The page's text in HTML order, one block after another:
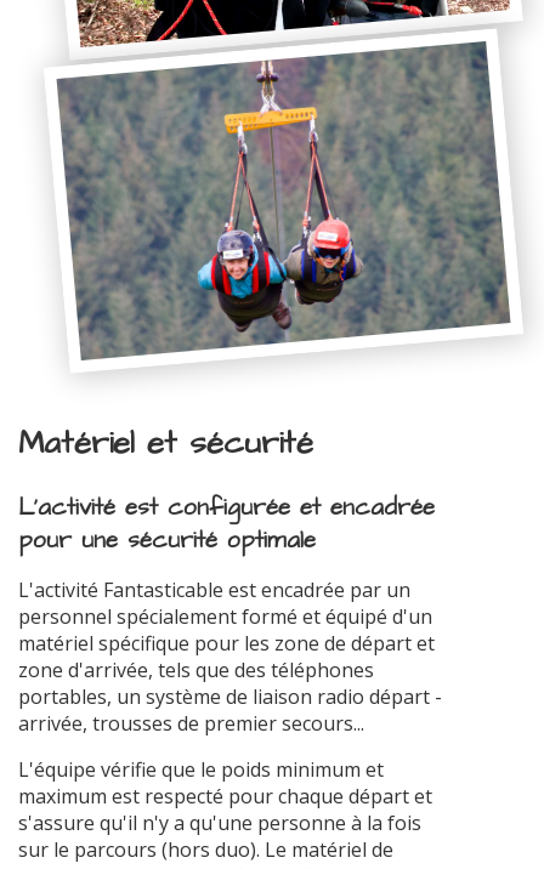
Matériel et sécurité
L'activité est configurée et encadrée
pour une sécurité optimale
L'activité Fantasticable est encadrée par un
personnel spécialement formé et équipé d'un
matériel spécifique pour les zone de départ et
zone d'arrivée, tels que des téléphones
portables, un système de liaison radio départ -
arrivée, trousses de premier secours...
L'équipe vérifie que le poids minimum et
maximum est respecté pour chaque départ et
s'assure qu'il n'y a qu'une personne à la fois
sur le parcours (hors duo). Le matériel de